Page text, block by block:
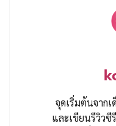
จุดเริ่มต้นจาก
และเขียนรีวิวซี